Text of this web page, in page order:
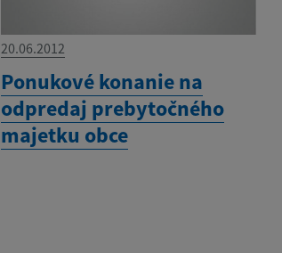
20.06.2012
Ponukové konanie na
odpredaj prebytočného
majetku obce